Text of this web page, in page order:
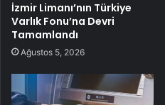
İzmir Limanı’nın Türkiye
Varlık Fonu’na Devri
Tamamlandı
Ağustos 5, 2026